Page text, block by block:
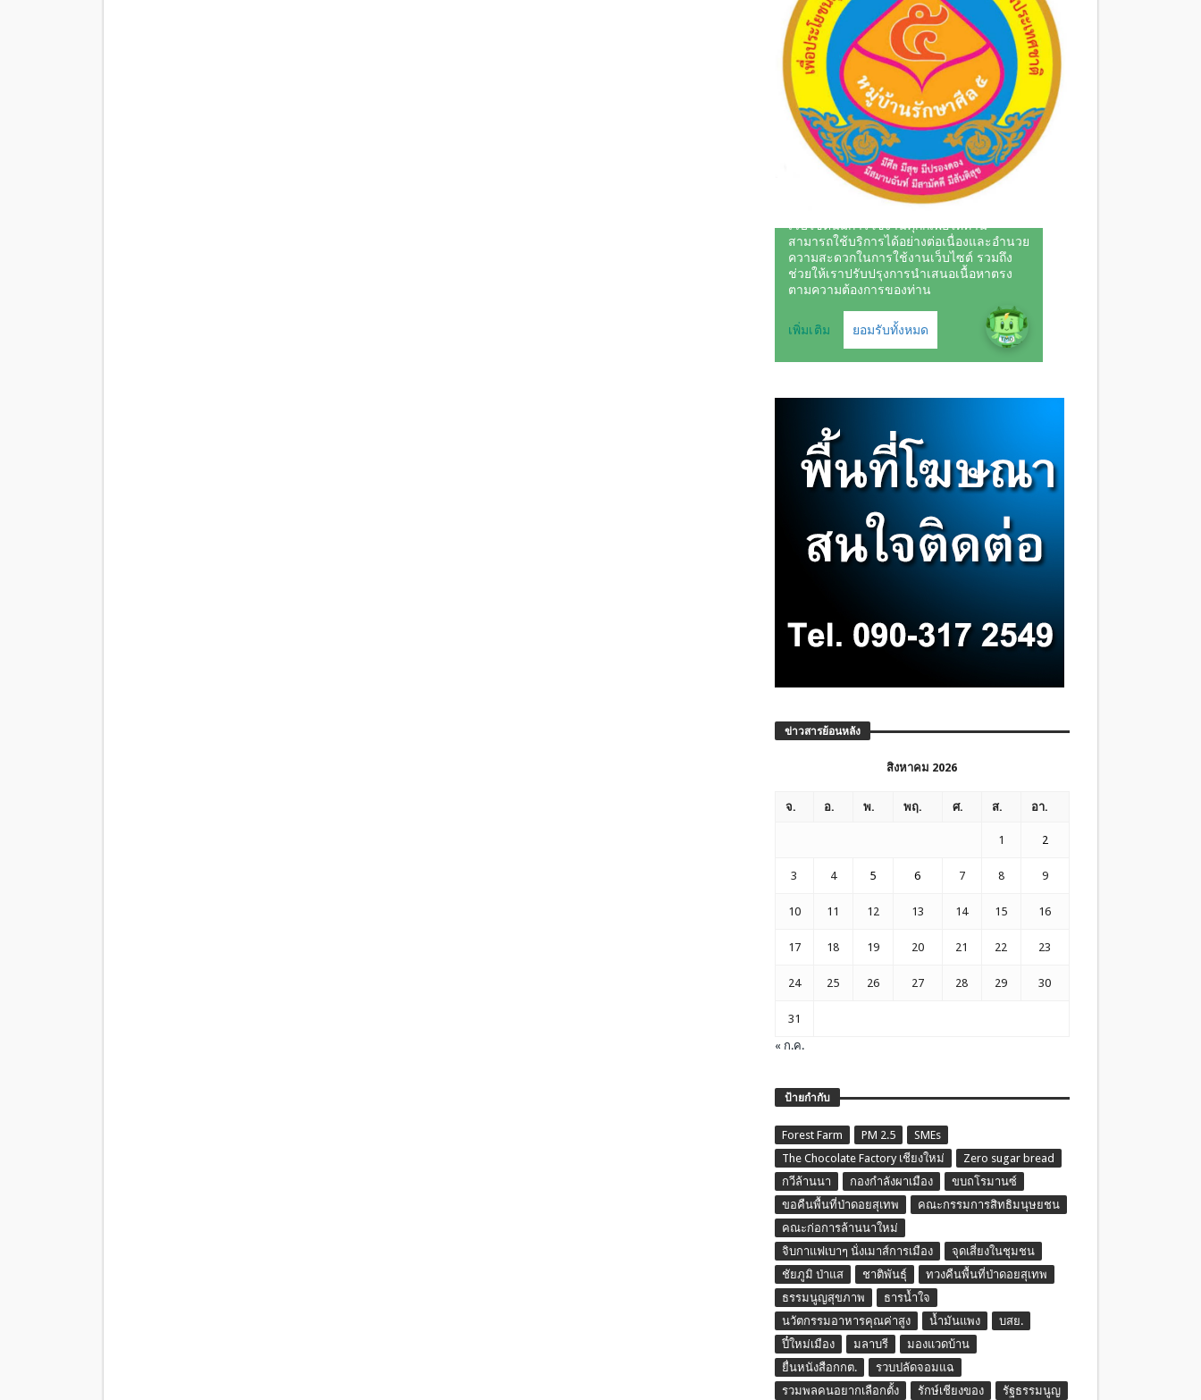
ข่าวสารย้อนหลัง
สิงหาคม 2026
จ. อ. พ. พฤ. ศ. ส. อา.
1 2
3 4 5 6 7 8 9
10 11 12 13 14 15 16
17 18 19 20 21 22 23
24 25 26 27 28 29 30
31
« ก.ค.
ป้ายกำกับ
Forest Farm PM 2.5
SMEs
The Chocolate Factory เชียงใหม่
Zero sugar bread
กวีล้านนา
กองกำลังผาเมือง
ขบถโรมานซ์
ขอคืนพื้นที่ป่าดอยสุเทพ
คณะกรรมการสิทธิมนุษยชน
คณะก่อการล้านนาใหม่
จิบกาแฟเบาๆ นั่งเมาส์การเมือง
จุดเสี่ยงในชุมชน
ชัยภูมิ ป่าแส
ชาติพันธุ์
ทวงคืนพื้นที่ป่าดอยสุเทพ
ธรรมนูญสุขภาพ
ธารน้ำใจ
นวัตกรรมอาหารคุณค่าสูง
น้ำมันแพง
บสย.
ปี๋ใหม่เมือง
มลาบรี
มองแวดบ้าน
ยื่นหนังสือกกต.
รวบปลัดจอมแฉ
รวมพลคนอยากเลือกตั้ง
รักษ์เชียงของ รัฐธรรมนูญ